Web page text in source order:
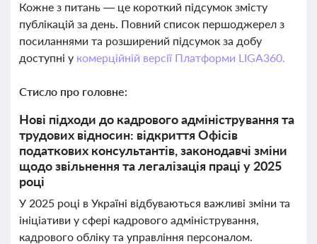
Кожне з питань — це короткий підсумок змісту
публікацій за день. Повний список першоджерел з
посиланнями та розширений підсумок за добу
доступні у комерційній версії Платформи LIGA360.
Стисло про головне:
Нові підходи до кадрового адміністрування та
трудових відносин: відкриття Офісів
податкових консультантів, законодавчі зміни
щодо звільнення та легалізація праці у 2025
році
У 2025 році в Україні відбуваються важливі зміни та
ініціативи у сфері кадрового адміністрування,
кадрового обліку та управління персоналом.